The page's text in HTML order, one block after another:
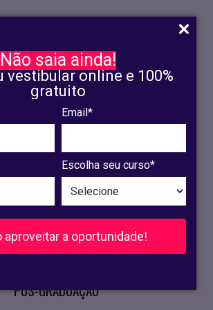
Não saia ainda!
vestibular online e 100%
gratuito
Email*
Escolha seu curso*
aproveitar a oportunidade!
INSCRIÇÃO
OLINDA
RECIFE
VESTIBULAR
CURSOS PRESENCIAIS
PÓS-GRADUAÇÃO